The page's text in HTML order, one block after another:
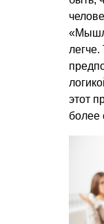
легче.
этот
более